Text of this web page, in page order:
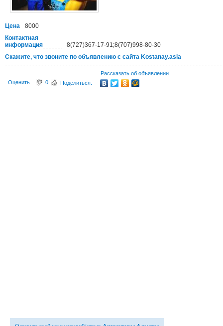
Цена
8000
Контактная
информация
8(727)367-17-91;8(707)998-80-30
Скажите, что звоните по объявлению с сайта Kostanay.asia
Рассказать об объявлении
Оценить
0 Поделиться: